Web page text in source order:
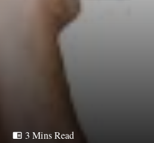
3 Mins Read